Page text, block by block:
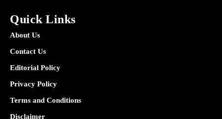
Quick Links
About Us
Contact Us
Editorial Policy
Privacy Policy
Terms and Conditions
Disclaimer